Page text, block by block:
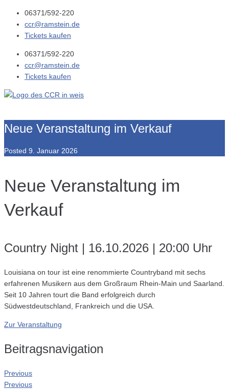
06371/592-220
ccr@ramstein.de
Tickets kaufen
06371/592-220
ccr@ramstein.de
Tickets kaufen
Neue Veranstaltung im Verkauf
Posted 9. Januar 2026
Neue Veranstaltung im
Verkauf
Country Night | 16.10.2026 | 20:00 Uhr
Louisiana on tour ist eine renommierte Countryband mit sechs
erfahrenen Musikern aus dem Großraum Rhein-Main und Saarland.
Seit 10 Jahren tourt die Band erfolgreich durch
Südwestdeutschland, Frankreich und die USA.
Zur Veranstaltung
Beitragsnavigation
Previous
Previous